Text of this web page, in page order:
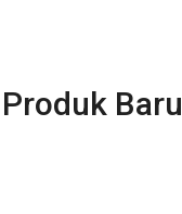
Baru